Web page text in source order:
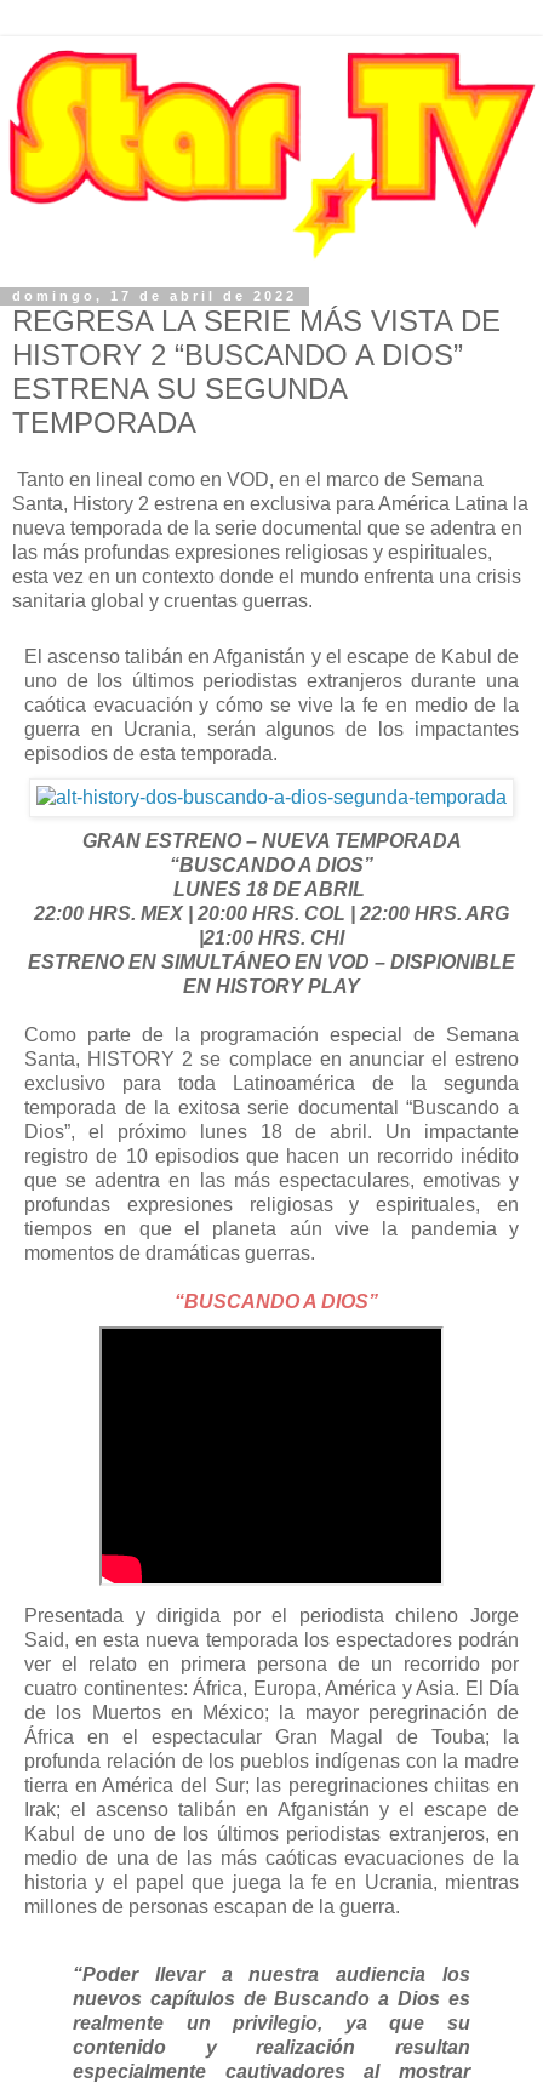
domingo, 17 de abril de 2022
REGRESA LA SERIE MÁS VISTA DE
HISTORY 2 “BUSCANDO A DIOS”
ESTRENA SU SEGUNDA
TEMPORADA
Tanto en lineal como en VOD, en el marco de Semana
Santa, History 2 estrena en exclusiva para América Latina la
nueva temporada de la serie documental que se adentra en
las más profundas expresiones religiosas y espirituales,
esta vez en un contexto donde el mundo enfrenta una crisis
sanitaria global y cruentas guerras.
El ascenso talibán en Afganistán y el escape de Kabul de
uno de los últimos periodistas extranjeros durante una
caótica evacuación y cómo se vive la fe en medio de la
guerra en Ucrania, serán algunos de los impactantes
episodios de esta temporada.
GRAN ESTRENO – NUEVA TEMPORADA
“BUSCANDO A DIOS”
LUNES 18 DE ABRIL
22:00 HRS. MEX | 20:00 HRS. COL | 22:00 HRS. ARG
|21:00 HRS. CHI
ESTRENO EN SIMULTÁNEO EN VOD – DISPIONIBLE
EN HISTORY PLAY
Como parte de la programación especial de Semana
Santa, HISTORY 2 se complace en anunciar el estreno
exclusivo para toda Latinoamérica de la segunda
temporada de la exitosa serie documental “Buscando a
Dios”, el próximo lunes 18 de abril. Un impactante
registro de 10 episodios que hacen un recorrido inédito
que se adentra en las más espectaculares, emotivas y
profundas expresiones religiosas y espirituales, en
tiempos en que el planeta aún vive la pandemia y
momentos de dramáticas guerras.
“BUSCANDO A DIOS”
Presentada y dirigida por el periodista chileno Jorge
Said, en esta nueva temporada los espectadores podrán
ver el relato en primera persona de un recorrido por
cuatro continentes: África, Europa, América y Asia. El Día
de los Muertos en México; la mayor peregrinación de
África en el espectacular Gran Magal de Touba; la
profunda relación de los pueblos indígenas con la madre
tierra en América del Sur; las peregrinaciones chiitas en
Irak; el ascenso talibán en Afganistán y el escape de
Kabul de uno de los últimos periodistas extranjeros, en
medio de una de las más caóticas evacuaciones de la
historia y el papel que juega la fe en Ucrania, mientras
millones de personas escapan de la guerra.
“Poder llevar a nuestra audiencia los
nuevos capítulos de Buscando a Dios es
realmente un privilegio, ya que su
contenido y realización resultan
especialmente cautivadores al mostrar